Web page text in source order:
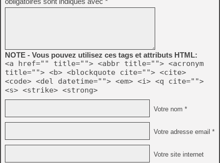
NOTE - Vous pouvez utilisez ces tags et attributs HTML:
<a href="" title=""> <abbr title=""> <acronym
title=""> <b> <blockquote cite=""> <cite>
<code> <del datetime=""> <em> <i> <q cite="">
<s> <strike> <strong>
Votre nom *
Votre adresse email *
Votre site internet